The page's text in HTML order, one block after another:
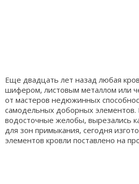
Еще двадцать лет назад любая
шифером, листовым металлом или
от мастеров недюжинных
самодельных доборных элементов.
водосточные желобы, вырезались
для зон примыкания, сегодня
элементов кровли поставлено на